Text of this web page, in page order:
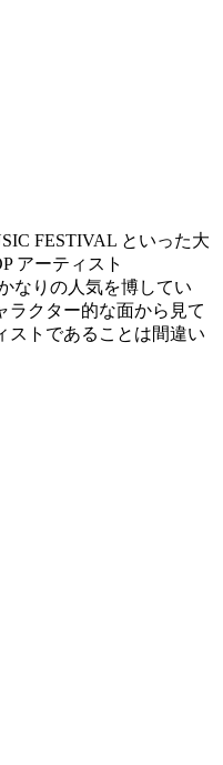
FESTIVAL といった大
アーティスト
なりの人気を博してい
ラクター的な面から見て
ストであることは間違い